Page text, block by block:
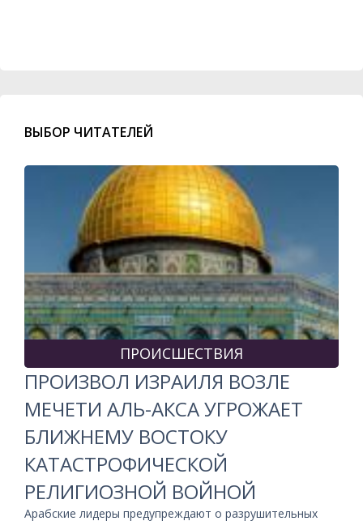
ВЫБОР ЧИТАТЕЛЕЙ
ПРОИСШЕСТВИЯ
ПРОИЗВОЛ ИЗРАИЛЯ ВОЗЛЕ
МЕЧЕТИ АЛЬ-АКСА УГРОЖАЕТ
БЛИЖНЕМУ ВОСТОКУ
КАТАСТРОФИЧЕСКОЙ
РЕЛИГИОЗНОЙ ВОЙНОЙ
Арабские лидеры предупреждают о разрушительных